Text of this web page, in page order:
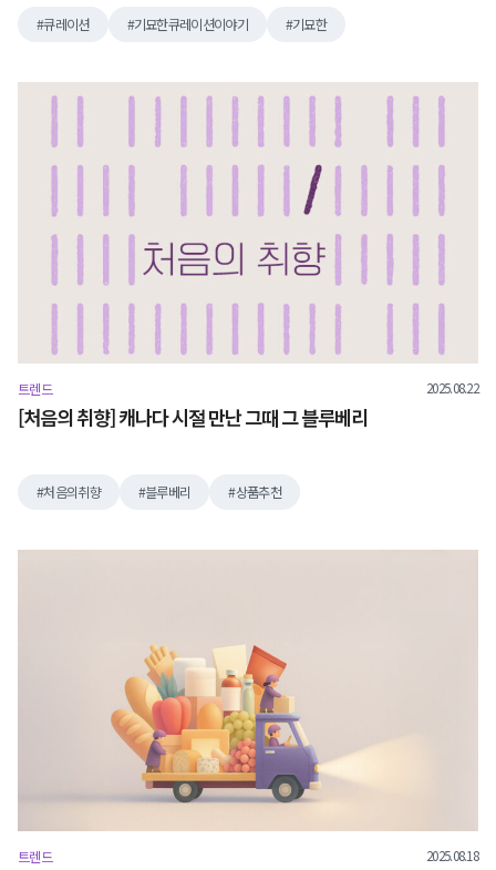
큐레이션 기묘한큐레이션이야기 기묘한
트렌드 2025.08.22
[처음의 취향] 캐나다 시절 만난 그때 그 블루베리
처음의취향 블루베리 상품추천
트렌드 2025.08.18